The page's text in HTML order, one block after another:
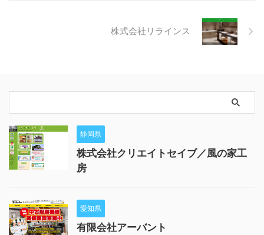
株式会社リラインス
静岡県
株式会社クリエイトセイブ／風の家工
房
愛知県
有限会社アーバント